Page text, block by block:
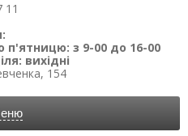
11
п'ятницю: з 9-00 до 16-00
вихідні
154